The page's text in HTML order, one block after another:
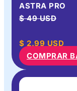
ASTRA PRO
$ 49 USD
$ 2.99 USD
COMPRAR